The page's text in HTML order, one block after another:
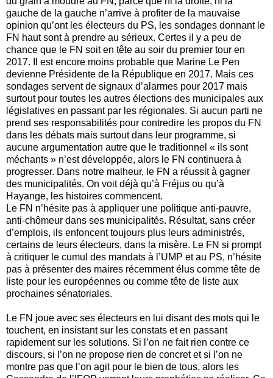
gauche de la gauche n’arrive à profiter de la mauvaise
opinion qu’ont les électeurs du PS, les sondages donnant le
FN haut sont à prendre au sérieux. Certes il y a peu de
chance que le FN soit en tête au soir du premier tour en
2017. Il est encore moins probable que Marine Le Pen
devienne Présidente de la République en 2017. Mais ces
sondages servent de signaux d’alarmes pour 2017 mais
surtout pour toutes les autres élections des municipales aux
législatives en passant par les régionales. Si aucun parti ne
prend ses responsabilités pour contredire les propos du FN
dans les débats mais surtout dans leur programme, si
aucune argumentation autre que le traditionnel « ils sont
méchants » n’est développée, alors le FN continuera à
progresser. Dans notre malheur, le FN a réussit à gagner
des municipalités. On voit déjà qu’à Fréjus ou qu’à
Hayange, les histoires commencent.
Le FN n’hésite pas à appliquer une politique anti-pauvre,
anti-chômeur dans ses municipalités. Résultat, sans créer
d’emplois, ils enfoncent toujours plus leurs administrés,
certains de leurs électeurs, dans la misère. Le FN si prompt
à critiquer le cumul des mandats à l’UMP et au PS, n’hésite
pas à présenter des maires récemment élus comme tête de
liste pour les européennes ou comme tête de liste aux
prochaines sénatoriales.
Le FN joue avec ses électeurs en lui disant des mots qui le
touchent, en insistant sur les constats et en passant
rapidement sur les solutions. Si l’on ne fait rien contre ce
discours, si l’on ne propose rien de concret et si l’on ne
montre pas que l’on agit pour le bien de tous, alors les